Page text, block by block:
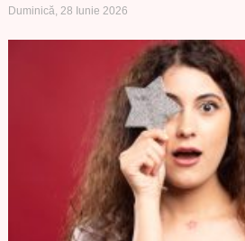
Duminică, 28 Iunie 2026